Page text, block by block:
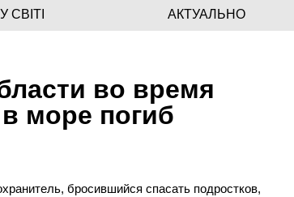
У СВІТІ АКТУАЛЬНО
во время
море погиб
бросившийся спасать подростков,